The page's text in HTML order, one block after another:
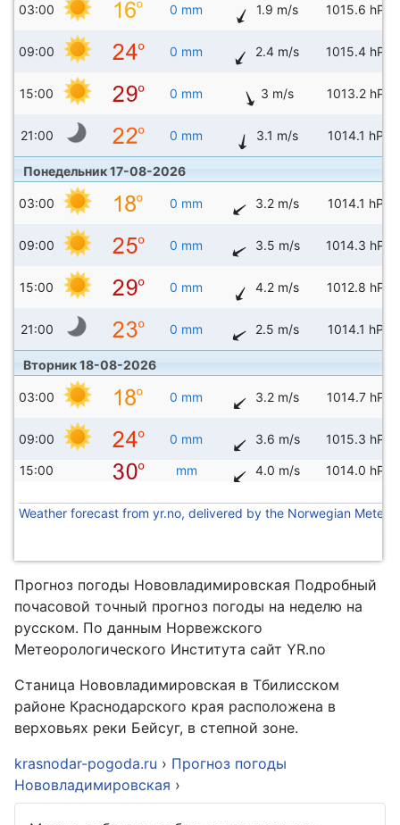
03:00 0 mm 1.9 m/s 1015.6 hPa
09:00 0 mm 2.4 m/s 1015.4 hPa
15:00 0 mm 3 m/s 1013.2 hPa
21:00 0 mm 3.1 m/s 1014.1 hPa
Понедельник 17-08-2026
03:00 0 mm 3.2 m/s 1014.1 hPa
09:00 0 mm 3.5 m/s 1014.3 hPa
15:00 0 mm 4.2 m/s 1012.8 hPa
21:00 0 mm 2.5 m/s 1014.1 hPa
Вторник 18-08-2026
03:00 0 mm 3.2 m/s 1014.7 hPa
09:00 0 mm 3.6 m/s 1015.3 hPa
15:00 mm 4.0 m/s 1014.0 hPa
Weather forecast from yr.no, delivered by the Norwegian
Прогноз погоды Нововладимировская Подробный
почасовой точный прогноз погоды на неделю на
русском. По данным Норвежского
Метеорологического Института сайт YR.no
Cтаница Нововладимировская в Тбилисском
районе Краснодарского края расположена в
верховьях реки Бейсуг, в степной зоне.
krasnodar-pogoda.ru › Прогноз погоды
Нововладимировская ›